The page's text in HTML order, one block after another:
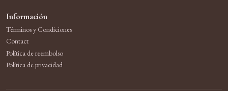
Información
Términos y Condiciones
Contact
Política de reembolso
Política de privacidad